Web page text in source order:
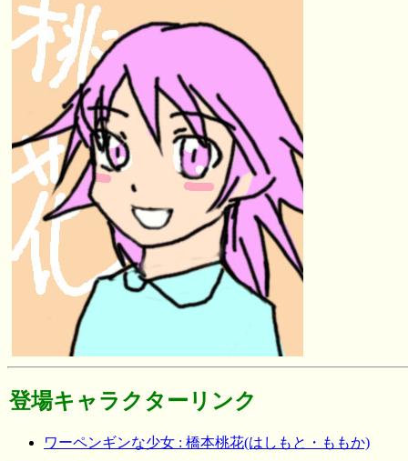
登場キャラクターリンク
ワーペンギンな少女 : 橋本桃花(はしもと・ももか)